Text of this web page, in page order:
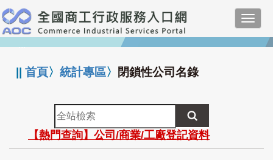
跳
到
主
要
:::
||首頁〉統計專區〉 閉鎖性公司名錄
全
站
檢
索
【熱門查詢】公司/商業/工廠登記資料